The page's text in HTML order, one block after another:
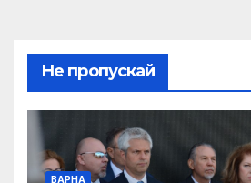
Не пропускай
ВАРНА